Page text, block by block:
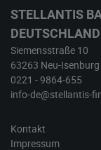
STELLANTIS
DEUTSCHLAND
Siemensstraße 10
63263 Neu-Isenburg
0221 - 9864-655
info-de@stellantis-
Kontakt
Impressum